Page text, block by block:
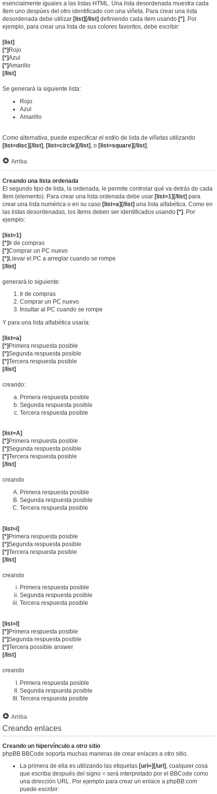
esencialmente iguales a las listas HTML. Una lista desordenada muestra cada
ítem uno despúes del otro identificado con una viñeta. Para crear una lista
desordenada debe utilizar [list][/list] definiendo cada item usando [*] . Por
ejemplo, para crear una lista de sus colores favoritos, debe escribir:
[list]
[*] Rojo
[*]Azul
[*]Amarillo
[/list]
Se generará la siguiente lista:
Rojo
Azul
Amarillo
Como alternativa, puede especificar el estilo de lista de viñetas utilizando
[list=disc][/list] [list=circle][/list] , o [list=square][/list]
Arriba
Creando una lista ordenada
El segundo tipo de lista, la ordenada, le permite controlar qué va detrás de cada
ítem (elemento). Para crear una lista ordenada debe usar [list=1][/list] para
crear una lista numérica o en su caso [list=a][/list] una lista alfabética. Como en
las listas desordenadas, los ítems deben ser identificados usando [*] . Por
ejemplo:
[list=1]
[*]Ir de compras
[*]Comprar un PC nuevo
[*]Llevar el PC a arreglar cuando se rompe
[/list]
generará lo siguiente:
Ir de compras
Comprar un PC nuevo
Insultar al PC cuando se rompe
Y para una lista alfabética usaría:
[list=a]
[*] Primera respuesta posible
[*]Segunda respuesta posible
[*]Tercera respuesta posible
[/list]
creando:
Primera respuesta posible
Segunda respuesta posible
Tercera respuesta posible
[list=A]
[*] Primera respuesta posible
[*]Segunda respuesta posible
[*]Tercera respuesta posible
[/list]
creando
Primera respuesta posible
Segunda respuesta posible
Tercera respuesta posible
[list=i]
[*]Primera respuesta posible
[*]Segunda respuesta posible
[*]Tercera respuesta posible
[/list]
creando
Primera respuesta posible
Segunda respuesta posible
Tercera respuesta posible
[list=I]
[*] Primera respuesta posible
[*]Segunda respuesta posible
[*]Tercera possible answer
[/list]
creando
Primera respuesta posible
Segunda respuesta posible
Tercera respuesta posible
Arriba
Creando enlaces
Creando un hipervínculo a otro sitio
phpBB BBCode soporta muchas maneras de crear enlaces a otro sitio.
La primera de ella es utilizando las etiquetas [url=][/url] , cualquier cosa
que escriba después del signo = será interpretado por el BBCode como
una dirección URL. Por ejemplo para crear un enlace a phpBB.com
puede escribir: